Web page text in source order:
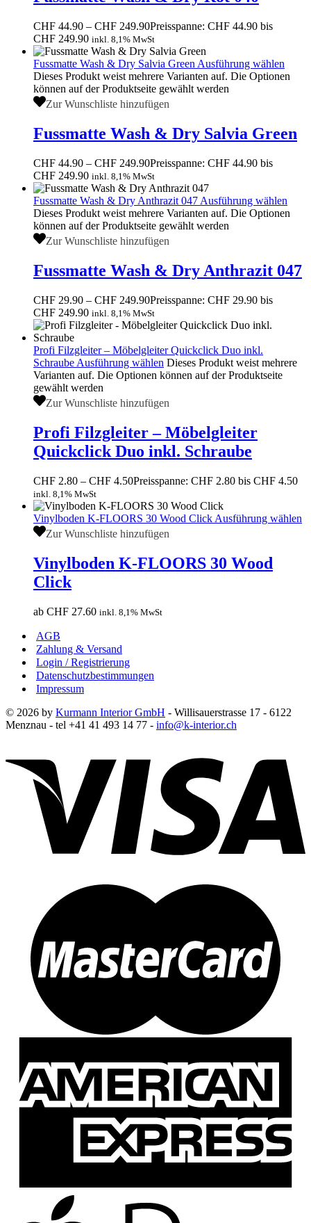
CHF 44.90 – CHF 249.90Preisspanne: CHF 44.90 bis
CHF 249.90 inkl. 8,1% MwSt
Fussmatte Wash & Dry Salvia Green Ausführung wählen
Dieses Produkt weist mehrere Varianten auf. Die Optionen
können auf der Produktseite gewählt werden
Zur Wunschliste hinzufügen
Fussmatte Wash & Dry Salvia Green
CHF 44.90 – CHF 249.90Preisspanne: CHF 44.90 bis
CHF 249.90 inkl. 8,1% MwSt
Fussmatte Wash & Dry Anthrazit 047 Ausführung wählen
Dieses Produkt weist mehrere Varianten auf. Die Optionen
können auf der Produktseite gewählt werden
Zur Wunschliste hinzufügen
Fussmatte Wash & Dry Anthrazit 047
CHF 29.90 – CHF 249.90Preisspanne: CHF 29.90 bis
CHF 249.90 inkl. 8,1% MwSt
Profi Filzgleiter – Möbelgleiter Quickclick Duo inkl.
Schraube Ausführung wählen Dieses Produkt weist mehrere
Varianten auf. Die Optionen können auf der Produktseite
gewählt werden
Zur Wunschliste hinzufügen
Profi Filzgleiter – Möbelgleiter
Quickclick Duo inkl. Schraube
CHF 2.80 – CHF 4.50Preisspanne: CHF 2.80 bis CHF 4.50
inkl. 8,1% MwSt
Vinylboden K-FLOORS 30 Wood Click Ausführung wählen
Zur Wunschliste hinzufügen
Vinylboden K-FLOORS 30 Wood
Click
ab CHF 27.60 inkl. 8,1% MwSt
AGB
Zahlung & Versand
Login / Registrierung
Datenschutzbestimmungen
Impressum
© 2026 by Kurmann Interior GmbH - Willisauerstrasse 17 - 6122
Menznau - tel +41 41 493 14 77 - info@k-interior.ch